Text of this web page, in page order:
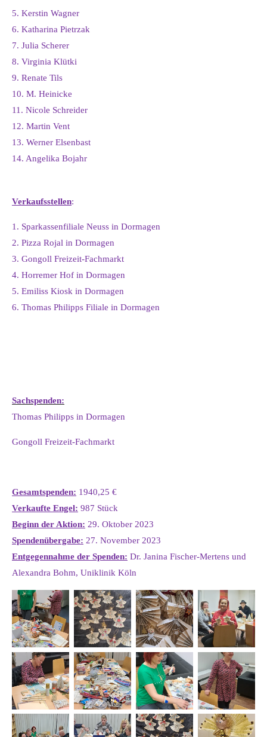
5. Kerstin Wagner
6. Katharina Pietrzak
7. Julia Scherer
8. Virginia Klütki
9. Renate Tils
10. M. Heinicke
11. Nicole Schreider
12. Martin Vent
13. Werner Elsenbast
14. Angelika Bojahr
Verkaufsstellen:
1. Sparkassenfiliale Neuss in Dormagen
2. Pizza Rojal in Dormagen
3. Gongoll Freizeit-Fachmarkt
4. Horremer Hof in Dormagen
5. Emiliss Kiosk in Dormagen
6. Thomas Philipps Filiale in Dormagen
Sachspenden:
Thomas Philipps in Dormagen
Gongoll Freizeit-Fachmarkt
Gesamtspenden: 1940,25 €
Verkaufte Engel: 987 Stück
Beginn der Aktion: 29. Oktober 2023
Spendenübergabe: 27. November 2023
Entgegennahme der Spenden: Dr. Janina Fischer-Mertens und
Alexandra Bohm, Uniklinik Köln